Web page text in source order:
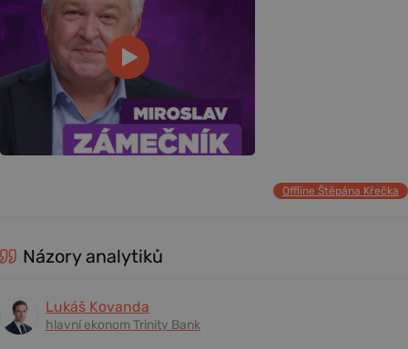
Offline Štěpána Křečka
Názory analytiků
Lukáš Kovanda
hlavní ekonom Trinity Bank